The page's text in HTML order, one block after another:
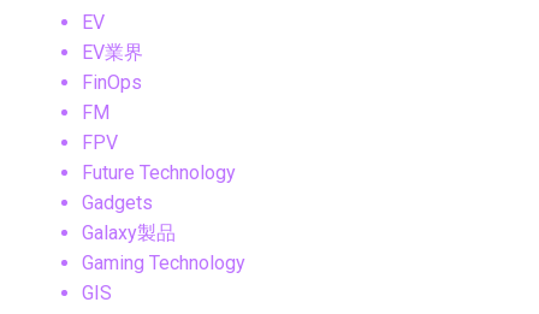
EV
EV業界
FinOps
FM
FPV
Future Technology
Gadgets
Galaxy製品
Gaming Technology
GIS